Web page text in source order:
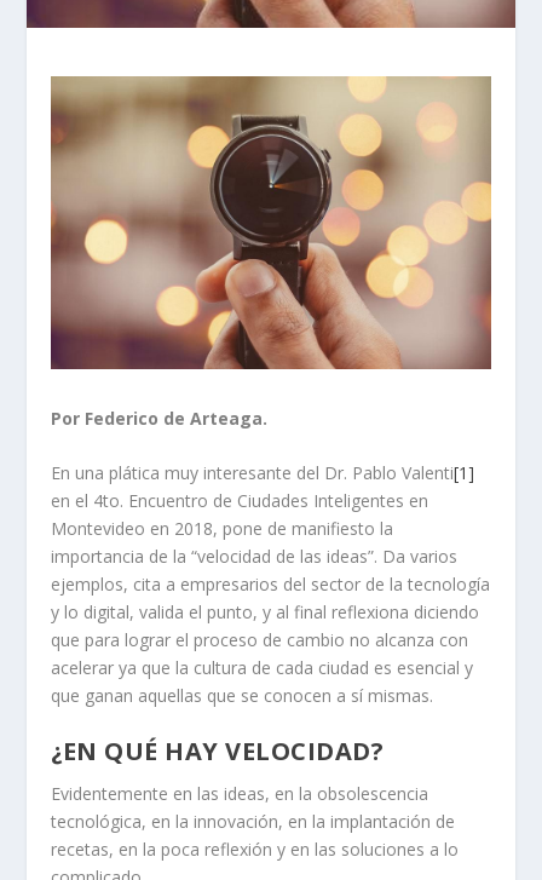
Por Federico de Arteaga.
En una plática muy interesante del Dr. Pablo Valenti[1]
en el 4to. Encuentro de Ciudades Inteligentes en
Montevideo en 2018, pone de manifiesto la
importancia de la “velocidad de las ideas”. Da varios
ejemplos, cita a empresarios del sector de la tecnología
y lo digital, valida el punto, y al final reflexiona diciendo
que para lograr el proceso de cambio no alcanza con
acelerar ya que la cultura de cada ciudad es esencial y
que ganan aquellas que se conocen a sí mismas.
¿EN QUÉ HAY VELOCIDAD?
Evidentemente en las ideas, en la obsolescencia
tecnológica, en la innovación, en la implantación de
recetas, en la poca reflexión y en las soluciones a lo